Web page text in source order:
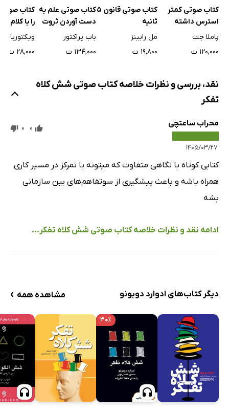
کتاب صوتی کمتر
استرس داشته
باشید
پاملا جت
۱۲۰,۰۰۰ ت
کتاب صوتی قانون 5
ثانیه
مل رابینز
۱۹,۸۰۰ ت
کتاب صوتی علم به
دست آوردن ثروت
باب پراکتور
۱۳۴,۰۰۰ ت
کتاب
را با کلام
کنید
ویکتوریا
۲۸,۰۰۰ ت
نقد، بررسی و نظرات خلاصه کتاب صوتی شش کلاه
تفکر
محراب ساعتچی
۱۴۰۵/۰۳/۲۷
0
0
کتابی کوتاه با نگاهی متفاوت که میتونه با تمرکز در مسیر کاری
همراه باشه و باعث پیشگیری از سوتفاهم‌های بین سازمانی
بشه
ادامه نقد و نظرات خلاصه کتاب صوتی شش کلاه تفکر...
دیگر کتاب‌های ادوارد دوبونو مشاهده همه ›
۳۰٪